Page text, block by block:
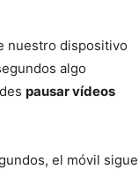
nuestro dispositivo
algo
pausar vídeos
el móvil sigue